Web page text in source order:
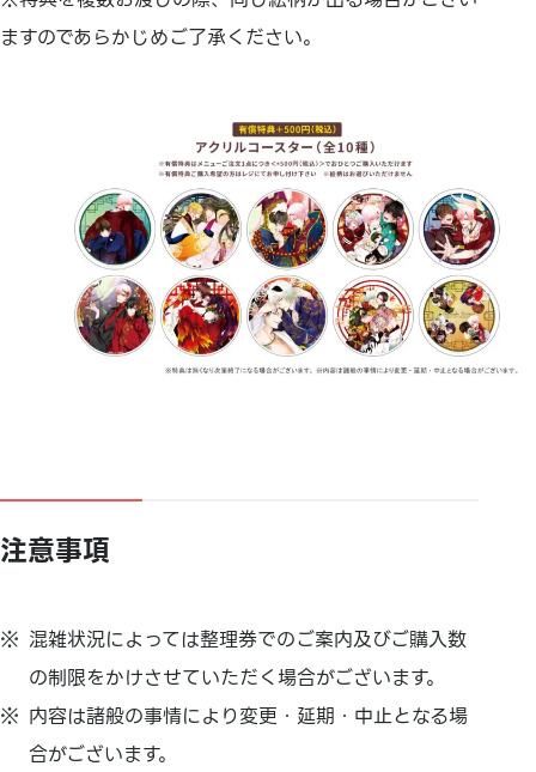
ますのであらかじめご了承ください。
注意事項
混雑状況によっては整理券でのご案内及びご購入数
の制限をかけさせていただく場合がございます。
内容は諸般の事情により変更・延期・中止となる場
合がございます。